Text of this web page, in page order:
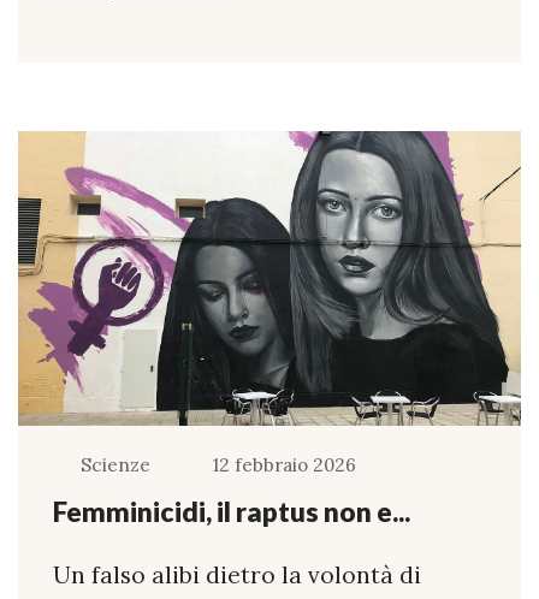
Scienze 12 febbraio 2026
Femminicidi, il raptus non e...
Un falso alibi dietro la volontà di